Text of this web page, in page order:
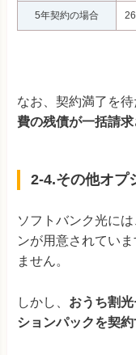
5年契約の場合
なお、契約満了を待
費の残債が一括請求
2-4.その他オプ
ソフトバンク光に
ンが用意されてい
ません。
しかし、 おうち割
ションパックを契約